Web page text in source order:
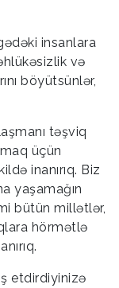
insanlara
və
böyütsünlər,
təşviq
üçün
inanırıq. Biz
yaşamağın
bütün millətlər,
hörmətlə
etdirdiyinizə